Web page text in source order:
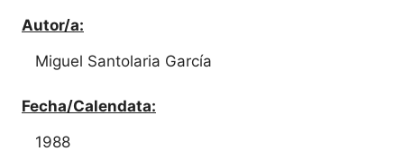
Autor/a:
Miguel Santolaria García
Fecha/Calendata:
1988